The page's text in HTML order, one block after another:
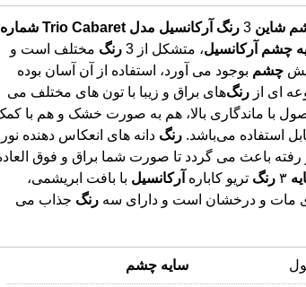
شاین رنگ آرکانسیل مدل Trio Cabaret
شماره
چشم آرکانسیل، متشکل از 3 رنگ مختلف است و
چشم بوجود می آورد، استفاده از آن آسان بوده
ای از رنگ‌های براق و زیبا با تون های مختلف می
‌باشد. این محصول با ماندگاری بالا، هم به صورت خشک و هم با کمک
استفاده می‌باشد. رنگ دانه های انعکاس دهنده نور
که در آن بکار رفته باعث می گردد تا صورت شما براق و فوق العاده
رنگ تریو کاباره آرکانسیل با بافت ابریشمی،
مات و درخشان است و دارای سه رنگ جذاب می
سایه چشم